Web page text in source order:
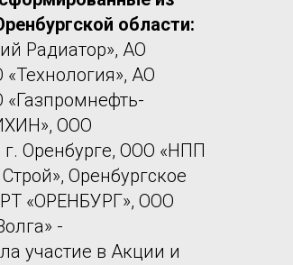
области:
Радиатор», АО
АО
ООО
Оренбурге, ООО «НПП
Оренбургское
«ОРЕНБУРГ», ООО
-
участие в Акции и